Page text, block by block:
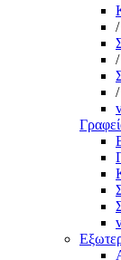
/
/
/